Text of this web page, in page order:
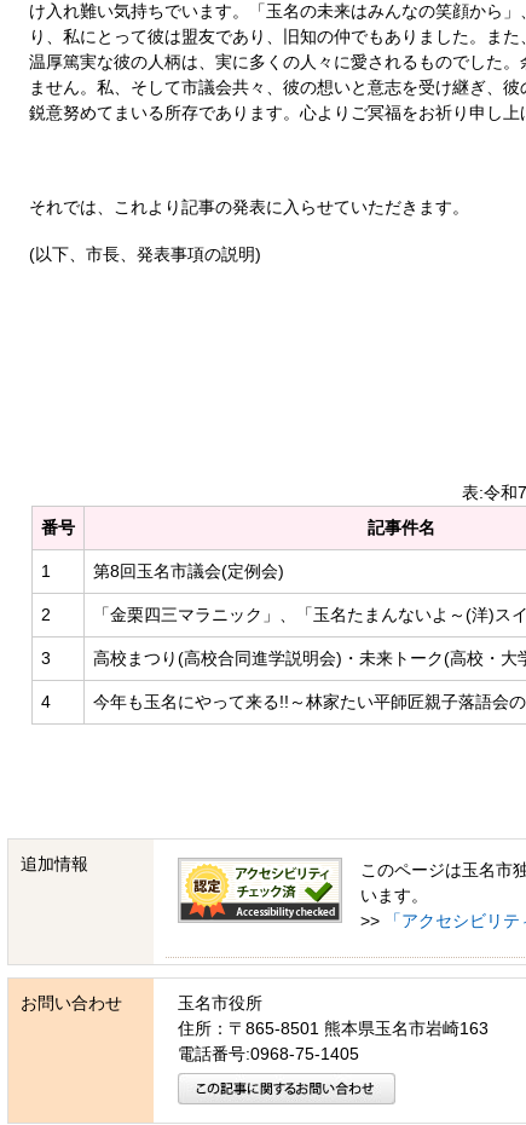
け入れ難い気持ちでいます。「玉名の未来はみんなの笑顔から
り、私にとって彼は盟友であり、旧知の仲でもありました。ま
温厚篤実な彼の人柄は、実に多くの人々に愛されるものでした
ません。私、そして市議会共々、彼の想いと意志を受け継ぎ、
鋭意努めてまいる所存であります。心よりご冥福をお祈り申し上
それでは、これより記事の発表に入らせていただきます。
(以下、市長、発表事項の説明)
表:令和
番号
記事件名
1 第8回玉名市議会(定例会)
2 「金栗四三マラニック」、「玉名たまんないよ～(洋)ス
3 高校まつり(高校合同進学説明会)・未来トーク(高校・大
4 今年も玉名にやって来る!!～林家たい平師匠親子落語会
追加情報
このページは玉名市
います。
>>
「アクセシビリ
お問い合わせ
玉名市役所
住所：〒865-8501 熊本県玉名市岩崎163
電話番号:0968-75-1405